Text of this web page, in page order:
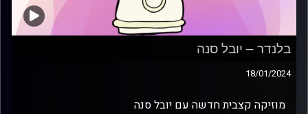
בלנדר – יובל סנה
18/01/2024
מוזיקה קצבית חדשה עם יובל סנה